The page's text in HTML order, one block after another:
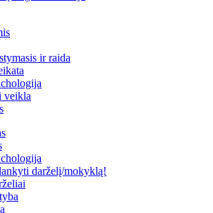
ir raida
veikla
darželį/mokyklą!